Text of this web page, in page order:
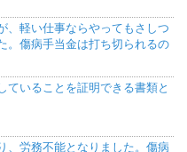
、軽い仕事ならやってもさしつ
。傷病手当金は打ち切られるの
ていることを証明できる書類と
、労務不能となりました。傷病